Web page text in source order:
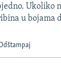
Ukoliko
u bojama